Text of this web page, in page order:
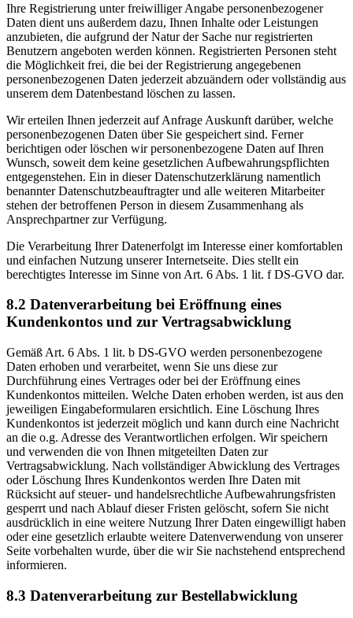
Ihre Registrierung unter freiwilliger Angabe personenbezogener
Daten dient uns außerdem dazu, Ihnen Inhalte oder Leistungen
anzubieten, die aufgrund der Natur der Sache nur registrierten
Benutzern angeboten werden können. Registrierten Personen steht
die Möglichkeit frei, die bei der Registrierung angegebenen
personenbezogenen Daten jederzeit abzuändern oder vollständig aus
unserem dem Datenbestand löschen zu lassen.
Wir erteilen Ihnen jederzeit auf Anfrage Auskunft darüber, welche
personenbezogenen Daten über Sie gespeichert sind. Ferner
berichtigen oder löschen wir personenbezogene Daten auf Ihren
Wunsch, soweit dem keine gesetzlichen Aufbewahrungspflichten
entgegenstehen. Ein in dieser Datenschutzerklärung namentlich
benannter Datenschutzbeauftragter und alle weiteren Mitarbeiter
stehen der betroffenen Person in diesem Zusammenhang als
Ansprechpartner zur Verfügung.
Die Verarbeitung Ihrer Datenerfolgt im Interesse einer komfortablen
und einfachen Nutzung unserer Internetseite. Dies stellt ein
berechtigtes Interesse im Sinne von Art. 6 Abs. 1 lit. f DS-GVO dar.
8.2 Datenverarbeitung bei Eröffnung eines
Kundenkontos und zur Vertragsabwicklung
Gemäß Art. 6 Abs. 1 lit. b DS-GVO werden personenbezogene
Daten erhoben und verarbeitet, wenn Sie uns diese zur
Durchführung eines Vertrages oder bei der Eröffnung eines
Kundenkontos mitteilen. Welche Daten erhoben werden, ist aus den
jeweiligen Eingabeformularen ersichtlich. Eine Löschung Ihres
Kundenkontos ist jederzeit möglich und kann durch eine Nachricht
an die o.g. Adresse des Verantwortlichen erfolgen. Wir speichern
und verwenden die von Ihnen mitgeteilten Daten zur
Vertragsabwicklung. Nach vollständiger Abwicklung des Vertrages
oder Löschung Ihres Kundenkontos werden Ihre Daten mit
Rücksicht auf steuer- und handelsrechtliche Aufbewahrungsfristen
gesperrt und nach Ablauf dieser Fristen gelöscht, sofern Sie nicht
ausdrücklich in eine weitere Nutzung Ihrer Daten eingewilligt haben
oder eine gesetzlich erlaubte weitere Datenverwendung von unserer
Seite vorbehalten wurde, über die wir Sie nachstehend entsprechend
informieren.
8.3 Datenverarbeitung zur Bestellabwicklung